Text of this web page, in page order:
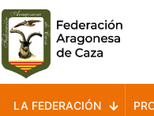
LA FEDERACIÓN